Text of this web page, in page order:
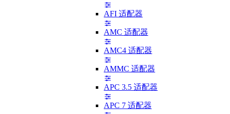
AFI 适配器
AMC 适配器
AMC4 适配器
AMMC 适配器
APC 3.5 适配器
APC 7 适配器